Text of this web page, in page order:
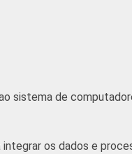
sistema de
os dados e